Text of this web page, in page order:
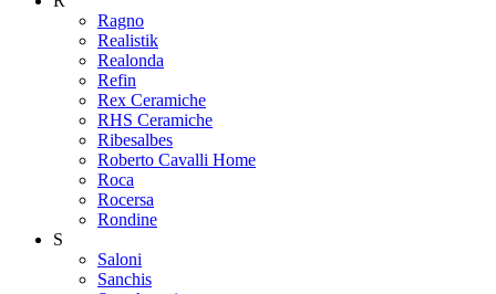
Ragno
Realistik
Realonda
Refin
Rex Ceramiche
RHS Ceramiche
Ribesalbes
Roberto Cavalli Home
Roca
Rocersa
Rondine
S
Saloni
Sanchis